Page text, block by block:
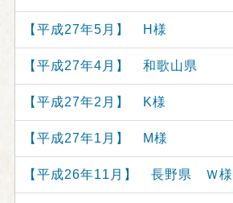
【平成27年5月】 H様
【平成27年4月】 和歌山県
【平成27年2月】 K様
【平成27年1月】 M様
【平成26年11月】 長野県 Ｗ様